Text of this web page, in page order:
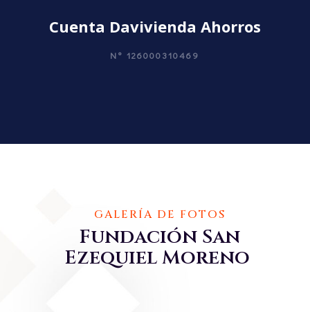
Cuenta Davivienda Ahorros
N°126000310469
GALERÍA DE FOTOS
Fundación San
Ezequiel Moreno